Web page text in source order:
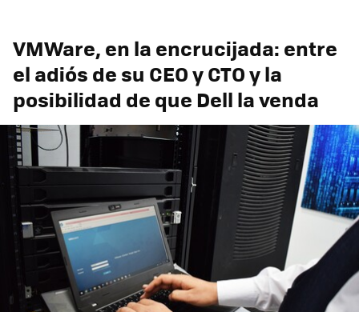
VMWare, en la encrucijada: entre
el adiós de su CEO y CTO y la
posibilidad de que Dell la venda